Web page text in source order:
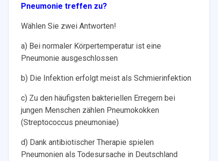
Pneumonie treffen zu?
Wählen Sie zwei Antworten!
a) Bei normaler Körpertemperatur ist eine
Pneumonie ausgeschlossen
b) Die Infektion erfolgt meist als Schmierinfektion
c) Zu den häufigsten bakteriellen Erregern bei
jungen Menschen zählen Pneumokokken
(Streptococcus pneumoniae)
d) Dank antibiotischer Therapie spielen
Pneumonien als Todesursache in Deutschland